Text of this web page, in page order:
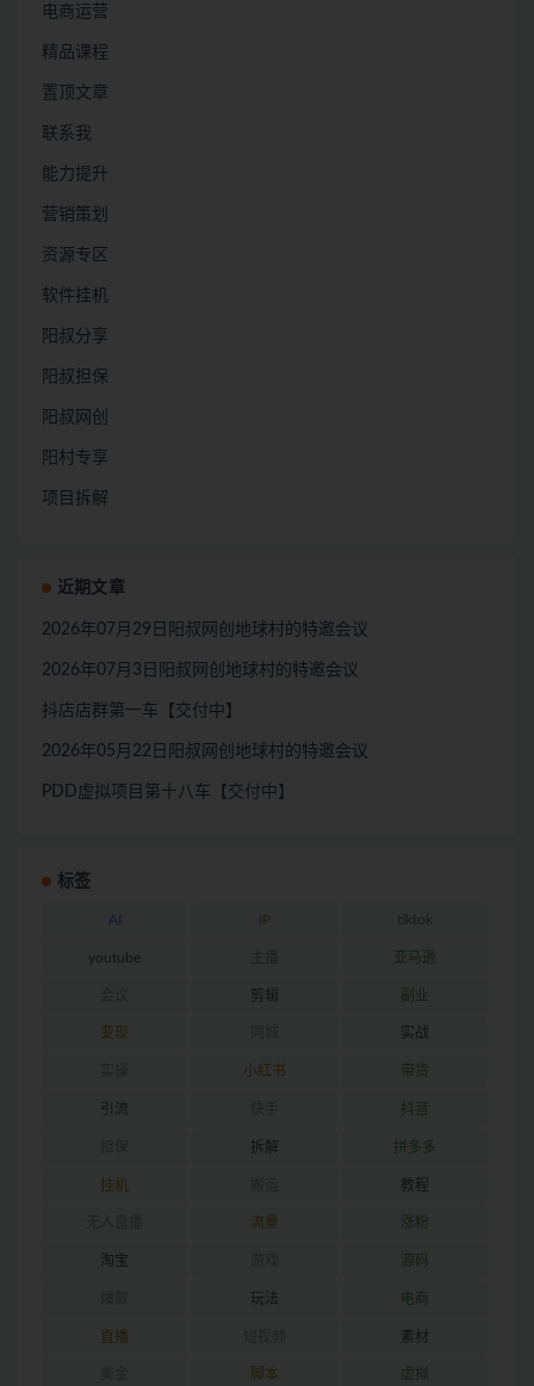
电商运营
精品课程
置顶文章
联系我
能力提升
营销策划
资源专区
软件挂机
阳叔分享
阳叔担保
阳叔网创
阳村专享
项目拆解
近期文章
2026年07月29日阳叔网创地球村的特邀会议
2026年07月3日阳叔网创地球村的特邀会议
抖店店群第一车【交付中】
2026年05月22日阳叔网创地球村的特邀会议
PDD虚拟项目第十八车【交付中】
标签
AI IP tiktok
youtube 亚马逊
剪辑 副业
变现 实战
小红书 带货
引流 抖音
拆解 拼多多
挂机 教程
流量 涨粉
淘宝 源码
玩法 电商
直播 素材
脚本 虚拟